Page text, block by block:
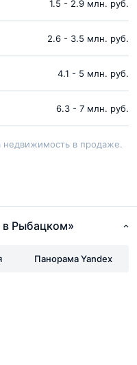
1.5 - 2.9 млн. руб.
2.6 - 3.5 млн. руб.
4.1 - 5 млн. руб.
6.3 - 7 млн. руб.
недвижимость в продаже.
Рыбацком»
Панорама Yandex